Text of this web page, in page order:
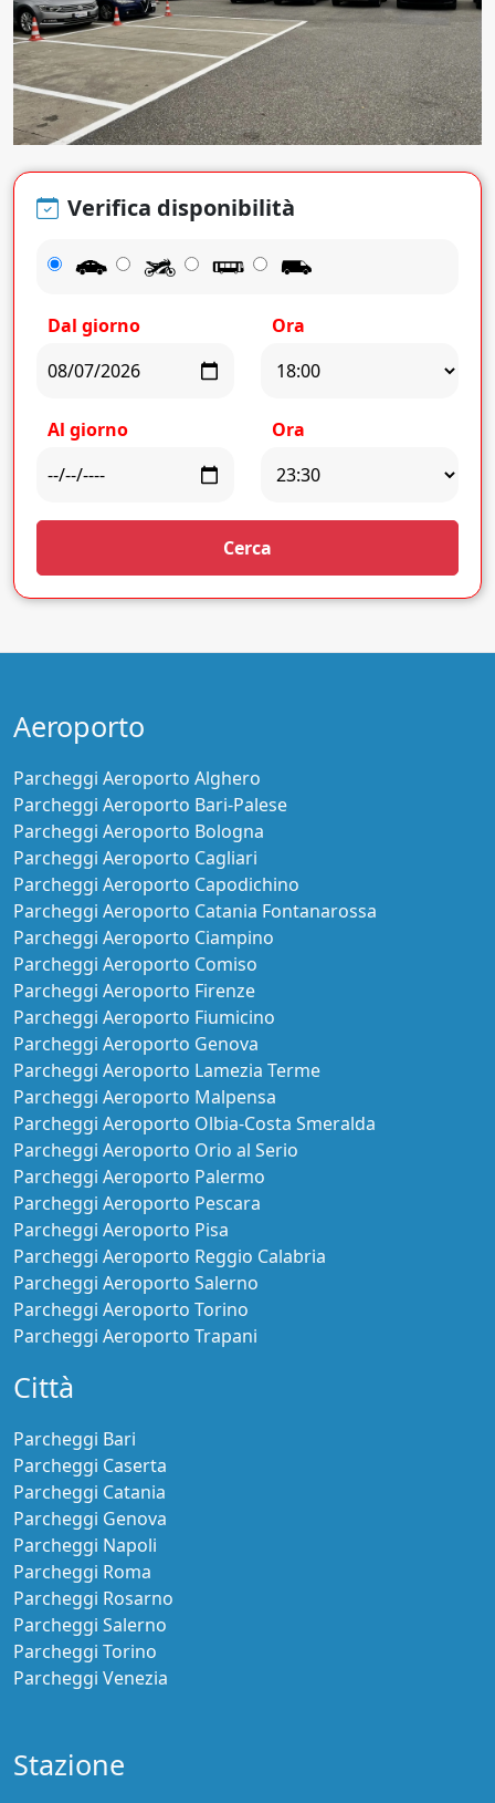
Verifica disponibilità
Dal giorno Ora
Al giorno Ora
Cerca
Aeroporto
Parcheggi Aeroporto Alghero
Parcheggi Aeroporto Bari-Palese
Parcheggi Aeroporto Bologna
Parcheggi Aeroporto Cagliari
Parcheggi Aeroporto Capodichino
Parcheggi Aeroporto Catania Fontanarossa
Parcheggi Aeroporto Ciampino
Parcheggi Aeroporto Comiso
Parcheggi Aeroporto Firenze
Parcheggi Aeroporto Fiumicino
Parcheggi Aeroporto Genova
Parcheggi Aeroporto Lamezia Terme
Parcheggi Aeroporto Malpensa
Parcheggi Aeroporto Olbia-Costa Smeralda
Parcheggi Aeroporto Orio al Serio
Parcheggi Aeroporto Palermo
Parcheggi Aeroporto Pescara
Parcheggi Aeroporto Pisa
Parcheggi Aeroporto Reggio Calabria
Parcheggi Aeroporto Salerno
Parcheggi Aeroporto Torino
Parcheggi Aeroporto Trapani
Città
Parcheggi Bari
Parcheggi Caserta
Parcheggi Catania
Parcheggi Genova
Parcheggi Napoli
Parcheggi Roma
Parcheggi Rosarno
Parcheggi Salerno
Parcheggi Torino
Parcheggi Venezia
Stazione